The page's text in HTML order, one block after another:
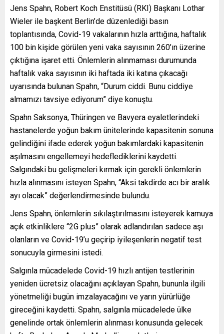
Jens Spahn, Robert Koch Enstitüsü (RKI) Başkanı Lothar
Wieler ile başkent Berlin’de düzenlediği basın
toplantısında, Covid-19 vakalarının hızla arttığına, haftalık
100 bin kişide görülen yeni vaka sayısının 260’ın üzerine
çıktığına işaret etti. Önlemlerin alınmaması durumunda
haftalık vaka sayısının iki haftada iki katına çıkacağı
uyarısında bulunan Spahn, “Durum ciddi. Bunu ciddiye
almamızı tavsiye ediyorum” diye konuştu.
Spahn Saksonya, Thüringen ve Bavyera eyaletlerindeki
hastanelerde yoğun bakım ünitelerinde kapasitenin sonuna
gelindiğini ifade ederek yoğun bakımlardaki kapasitenin
aşılmasını engellemeyi hedeflediklerini kaydetti.
Salgındaki bu gelişmeleri kırmak için gerekli önlemlerin
hızla alınmasını isteyen Spahn, “Aksi takdirde acı bir aralık
ayı olacak” değerlendirmesinde bulundu.
Jens Spahn, önlemlerin sıkılaştırılmasını isteyerek kamuya
açık etkinliklere “2G plus” olarak adlandırılan sadece aşı
olanların ve Covid-19’u geçirip iyileşenlerin negatif test
sonucuyla girmesini istedi.
Salgınla mücadelede Covid-19 hızlı antijen testlerinin
yeniden ücretsiz olacağını açıklayan Spahn, bununla ilgili
yönetmeliği bugün imzalayacağını ve yarın yürürlüğe
gireceğini kaydetti. Spahn, salgınla mücadelede ülke
genelinde ortak önlemlerin alınması konusunda gelecek